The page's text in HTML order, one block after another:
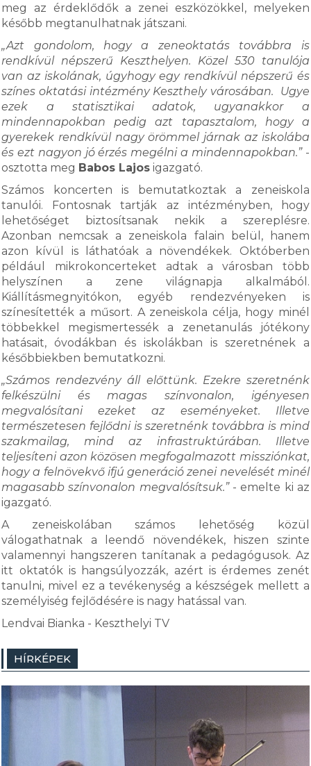
meg az érdeklődők a zenei eszközökkel, melyeken
később megtanulhatnak játszani.
„Azt gondolom, hogy a zeneoktatás továbbra is
rendkívül népszerű Keszthelyen. Közel 530 tanulója
van az iskolának, úgyhogy egy rendkívül népszerű és
színes oktatási intézmény Keszthely városában. Ugye
ezek a statisztikai adatok, ugyanakkor a
mindennapokban pedig azt tapasztalom, hogy a
gyerekek rendkívül nagy örömmel járnak az iskolába
és ezt nagyon jó érzés megélni a mindennapokban.”-
osztotta meg Babos Lajos igazgató.
Számos koncerten is bemutatkoztak a zeneiskola
tanulói. Fontosnak tartják az intézményben, hogy
lehetőséget biztosítsanak nekik a szereplésre.
Azonban nemcsak a zeneiskola falain belül, hanem
azon kívül is láthatóak a növendékek. Októberben
például mikrokoncerteket adtak a városban több
helyszínen a zene világnapja alkalmából.
Kiállításmegnyitókon, egyéb rendezvényeken is
színesítették a műsort. A zeneiskola célja, hogy minél
többekkel megismertessék a zenetanulás jótékony
hatásait, óvodákban és iskolákban is szeretnének a
későbbiekben bemutatkozni.
„Számos rendezvény áll előttünk. Ezekre szeretnénk
felkészülni és magas színvonalon, igényesen
megvalósítani ezeket az eseményeket. Illetve
természetesen fejlődni is szeretnénk továbbra is mind
szakmailag, mind az infrastruktúrában. Illetve
teljesíteni azon közösen megfogalmazott missziónkat,
hogy a felnövekvő ifjú generáció zenei nevelését minél
magasabb színvonalon megvalósítsuk.”- emelte ki az
igazgató.
A zeneiskolában számos lehetőség közül
válogathatnak a leendő növendékek, hiszen szinte
valamennyi hangszeren tanítanak a pedagógusok. Az
itt oktatók is hangsúlyozzák, azért is érdemes zenét
tanulni, mivel ez a tevékenység a készségek mellett a
személyiség fejlődésére is nagy hatással van.
Lendvai Bianka - Keszthelyi TV
HÍRKÉPEK